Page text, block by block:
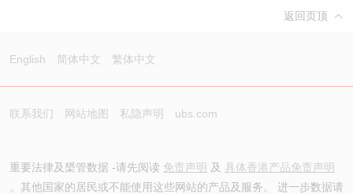
返回页顶
English 简体中文 繁体中文
联系我们 网站地图 私隐声明 ubs.com
重要法律及槼管数据 -请先阅读 免责声明 及 具体香港产品免责声明
。其他国家的居民或不能使用这些网站的产品及服务。 进一步数据请